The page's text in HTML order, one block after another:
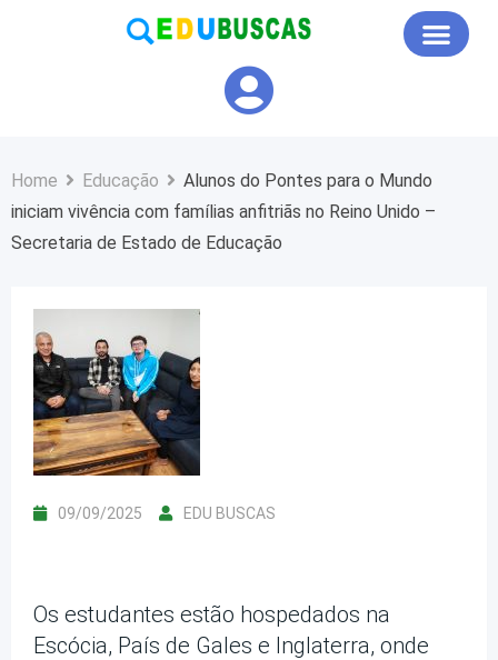
Home Educação
Alunos do Pontes para o Mundo
iniciam vivência com famílias anfitriãs no Reino Unido –
Secretaria de Estado de Educação
09/09/2025 EDU BUSCAS
Os estudantes estão hospedados na
Escócia, País de Gales e Inglaterra, onde